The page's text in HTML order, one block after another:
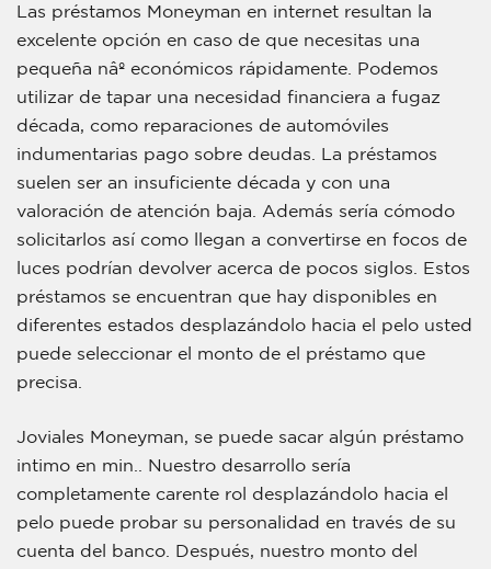
Las préstamos Moneyman en internet resultan la
excelente opción en caso de que necesitas una
pequeña nâº económicos rápidamente. Podemos
utilizar de tapar una necesidad financiera a fugaz
década, como reparaciones de automóviles
indumentarias pago sobre deudas. La préstamos
suelen ser an insuficiente década y con una
valoración de atención baja. Además serí­a cómodo
solicitarlos así­ como llegan a convertirse en focos de
luces podrían devolver acerca de pocos siglos. Estos
préstamos se encuentran que hay disponibles en
diferentes estados desplazándolo hacia el pelo usted
puede seleccionar el monto de el préstamo que
precisa.
Joviales Moneyman, se puede sacar algún préstamo
intimo en min.. Nuestro desarrollo serí­a
completamente carente rol desplazándolo hacia el
pelo puede probar su personalidad en través de su
cuenta del banco. Después, nuestro monto del